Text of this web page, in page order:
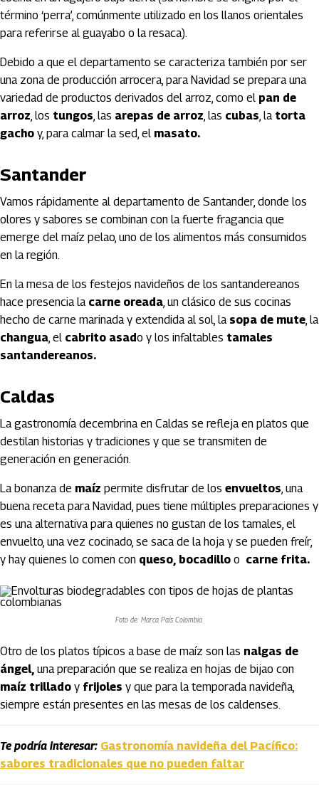
término ‘perra’, comúnmente utilizado en los llanos orientales
para referirse al guayabo o la resaca).
Debido a que el departamento se caracteriza también por ser
una zona de producción arrocera, para Navidad se prepara una
variedad de productos derivados del arroz, como el pan de
arroz, los tungos, las arepas de arroz, las cubas, la torta
gacho y, para calmar la sed, el masato.
Santander
Vamos rápidamente al departamento de Santander, donde los
olores y sabores se combinan con la fuerte fragancia que
emerge del maíz pelao, uno de los alimentos más consumidos
en la región.
En la mesa de los festejos navideños de los santandereanos
hace presencia la carne oreada, un clásico de sus cocinas
hecho de carne marinada y extendida al sol, la sopa de mute, la
changua, el cabrito asado y los infaltables tamales
santandereanos.
Caldas
La gastronomía decembrina en Caldas se refleja en platos que
destilan historias y tradiciones y que se transmiten de
generación en generación.
La bonanza de maíz permite disfrutar de los envueltos, una
buena receta para Navidad, pues tiene múltiples preparaciones y
es una alternativa para quienes no gustan de los tamales, el
envuelto, una vez cocinado, se saca de la hoja y se pueden freír,
y hay quienes lo comen con queso, bocadillo o carne frita.
Foto de: Marca País Colombia
Otro de los platos típicos a base de maíz son las nalgas de
ángel, una preparación que se realiza en hojas de bijao con
maíz trillado y frijoles y que para la temporada navideña,
siempre están presentes en las mesas de los caldenses.
Te podría interesar: Gastronomía navideña del Pacífico:
sabores tradicionales que no pueden faltar